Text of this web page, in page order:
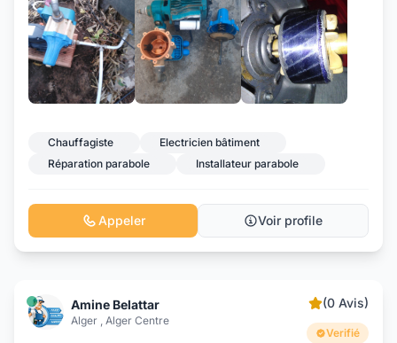
Chauffagiste
Electricien bâtiment
Réparation parabole
Installateur parabole
Appeler Voir profile
Amine Belattar
Alger , Alger Centre
(0 Avis)
Verifié